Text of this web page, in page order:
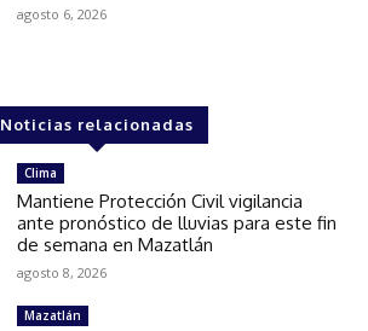
agosto 6, 2026
Noticias relacionadas
Clima
Mantiene Protección Civil vigilancia
ante pronóstico de lluvias para este fin
de semana en Mazatlán
agosto 8, 2026
Mazatlán